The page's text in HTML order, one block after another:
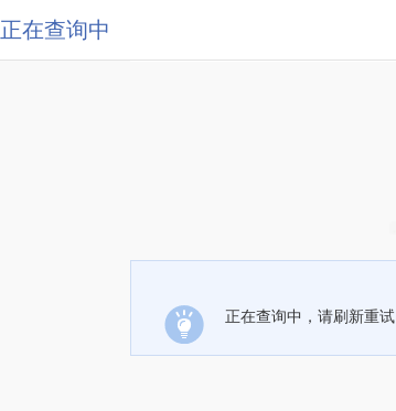
正在查询中
正在查询中，请刷新重试